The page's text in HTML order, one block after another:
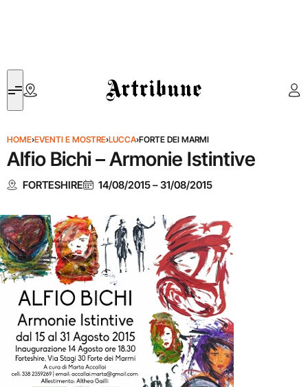
Artribune
HOME›EVENTI E MOSTRE›LUCCA›FORTE DEI MARMI
Alfio Bichi – Armonie Istintive
FORTESHIRE 14/08/2015–31/08/2015